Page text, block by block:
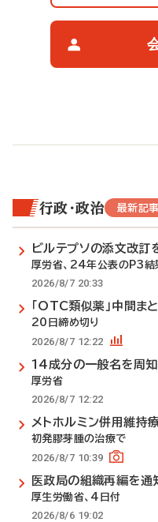
行政・政治 最新記事
ビルテプソの添文改訂
厚労省、24年公表のP3結
2026/8/7 20:33
「OTC類似薬」中間ま
20日締め切り
2026/8/7 12:22
14成分の一般名を周知
厚労省
2026/8/7 12:22
メトホルミン併用維持
初発膠芽腫の治療で
2026/8/7 10:39
医政局の組織再編を通
厚生労働省、4日付
2026/8/6 19:02